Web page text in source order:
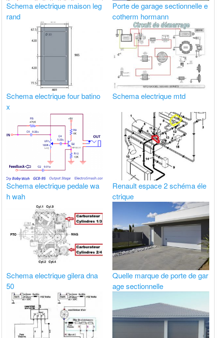
Schema electrique maison leg
rand
Porte de garage sectionnelle e
cotherm hormann
Schema electrique four batino
x
Schema electrique mtd
Schema electrique pedale wa
h wah
Renault espace 2 schéma éle
ctrique
Schema electrique gilera dna
50
Quelle marque de porte de gar
age sectionnelle